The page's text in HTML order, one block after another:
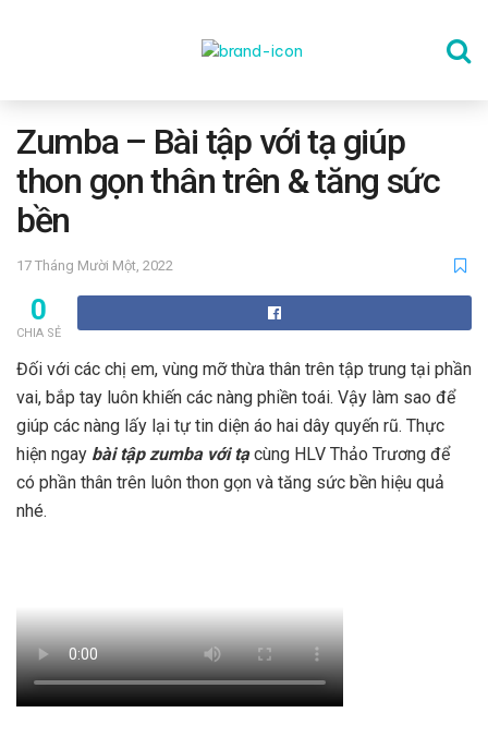
THỂ DỤC
DINH DƯỠNG
CÔNG NGHỆ
Zumba – Bài tập với tạ giúp
thon gọn thân trên & tăng sức
bền
17 Tháng Mười Một, 2022
0
CHIA SẺ
Đối với các chị em, vùng mỡ thừa thân trên tập trung tại phần
vai, bắp tay luôn khiến các nàng phiền toái. Vậy làm sao để
giúp các nàng lấy lại tự tin diện áo hai dây quyến rũ. Thực
hiện ngay bài tập zumba với tạcùng HLV Thảo Trương để
có phần thân trên luôn thon gọn và tăng sức bền hiệu quả
nhé.